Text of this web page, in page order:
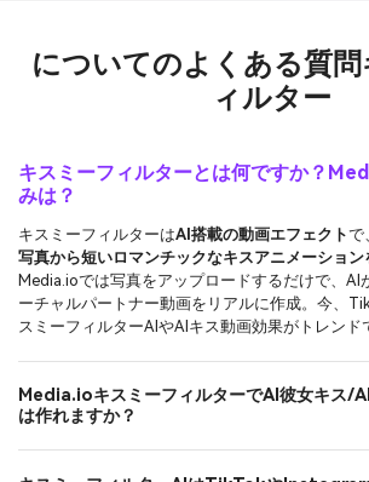
についてのよくある質問
ィルター
キスミーフィルターとは何ですか？
みは？
キスミーフィルターはAI搭載の動画エフェクトで
写真から短いロマンチックなキスアニメーション
Media.ioでは写真をアップロードするだけで、AI
ーチャルパートナー動画をリアルに作成。今、
スミーフィルターAIやAIキス動画効果がトレンド
Media.ioキスミーフィルターでAI彼女キス/
は作れますか？